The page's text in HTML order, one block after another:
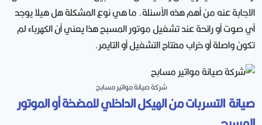
الاجابة عنه من أهم هذه الأسئلة. ما هي نوع المشكلة هل هيلا يوجد
أي صوت أو رائحة عند تشغيل موتور المسبح هذا يعني أن الكهرباء لم
تكون واصلة أو خراب مفتاح التشغيل أو التايمر.
شركة صيانة مواتير مسابح
صيانة التسربات من الهيكل الداخلي للمضخة أو الموتور